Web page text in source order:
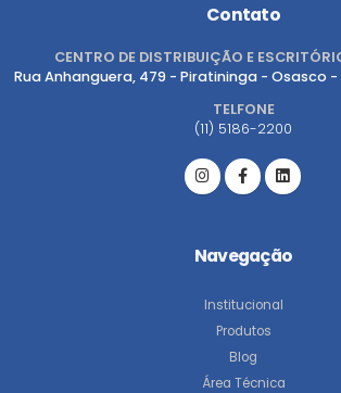
Contato
CENTRO DE DISTRIBUIÇÃO E
Rua Anhanguera, 479 - Piratininga - Osasco -
TELFONE
(11) 5186-2200
Navegação
Institucional
Produtos
Blog
Área Técnica